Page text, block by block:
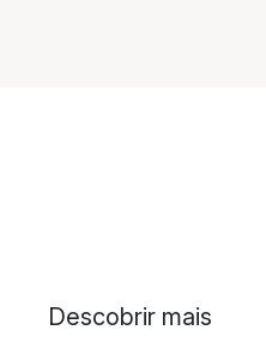
Descobrir mais